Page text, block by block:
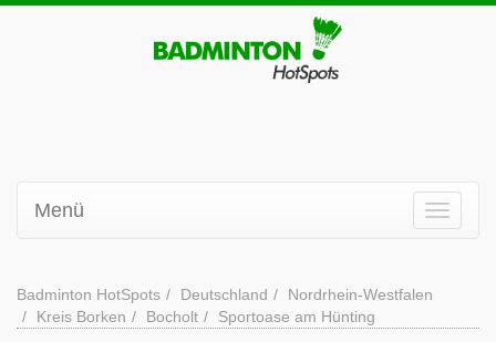
Menü
Badminton HotSpots Deutschland
Nordrhein-Westfalen
Kreis Borken
Bocholt Sportoase am Hünting